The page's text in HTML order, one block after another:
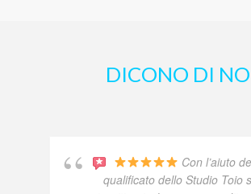
DICONO DI
Con l’aiuto
qualificato dello Studio Toio